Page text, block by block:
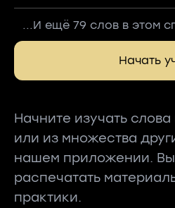
...И ещё 79 слов в этом
Начать
Начните изучать
или из множества
нашем приложении.
распечатать
практики.